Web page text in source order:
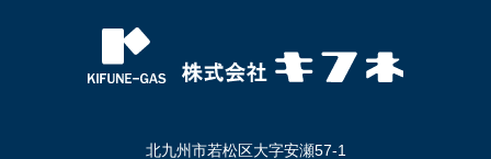
北九州市若松区大字安瀬57-1